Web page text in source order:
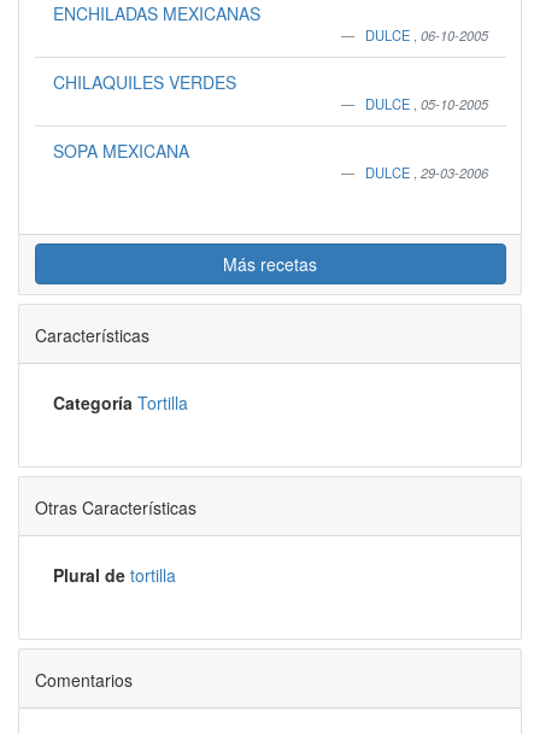
ENCHILADAS MEXICANAS
DULCE 06-10-2005
CHILAQUILES VERDES
DULCE 05-10-2005
SOPA MEXICANA
DULCE 29-03-2006
Más recetas
Características
Categoría Tortilla
Otras Características
Plural de tortilla
Comentarios